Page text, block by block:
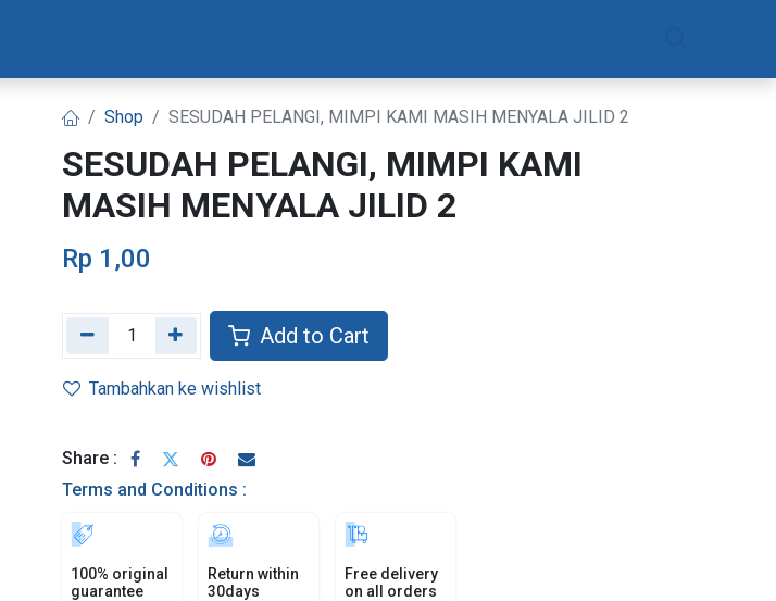
Shop SESUDAH PELANGI, MIMPI KAMI MASIH MENYALA JILID 2
SESUDAH PELANGI, MIMPI KAMI
MASIH MENYALA JILID 2
Rp 1,00
Add to Cart
Tambahkan ke wishlist
Share :
Terms and Conditions :
100% original
guarantee
Return within
30days
Free delivery
on all orders